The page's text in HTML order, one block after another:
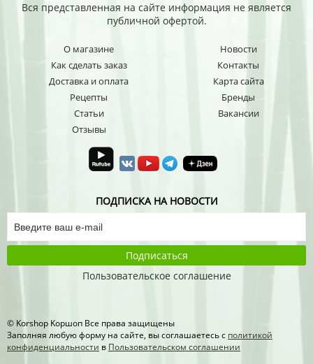
Вся представленная на сайте информация не является
публичной офертой.
О магазине
Как сделать заказ
Доставка и оплата
Рецепты
Статьи
Отзывы
Новости
Контакты
Карта сайта
Бренды
Вакансии
ПОДПИСКА НА НОВОСТИ
Подписаться
Пользовательское соглашение
© Korshop Koршоп Все права защищены
Заполняя любую форму на сайте, вы соглашаетесь с политикой
конфиденциальности в Пользовательском соглашении